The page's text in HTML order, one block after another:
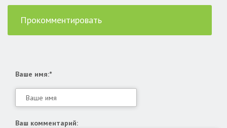
Прокомментировать
Ваше имя:*
Ваш комментарий: